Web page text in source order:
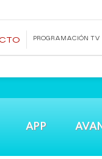
PROGRAMACIÓN TV
APP